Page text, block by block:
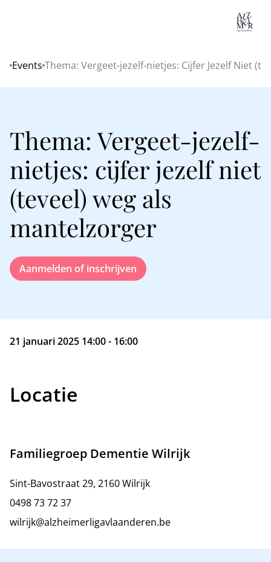
Home
Events Thema: Vergeet-jezelf-nietjes: Cijfer Jezelf Niet
Thema: Vergeet-jezelf-
nietjes: cijfer jezelf niet
(teveel) weg als
mantelzorger
Aanmelden of inschrijven
21 januari 2025 14:00 - 16:00
Locatie
Familiegroep Dementie Wilrijk
Sint-Bavostraat 29, 2160 Wilrijk
0498 73 72 37
wilrijk@alzheimerligavlaanderen.be